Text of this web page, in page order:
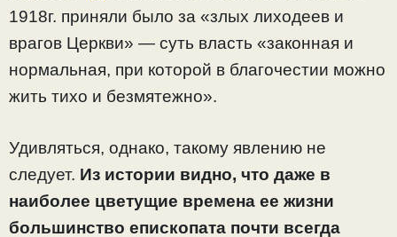
1918г. приняли было за «злых лиходеев и
врагов Церкви» — суть власть «законная и
нормальная, при которой в благочестии можно
жить тихо и безмятежно».
Удивляться, однако, такому явлению не
следует. Из истории видно, что даже в
наиболее цветущие времена ее жизни
большинство епископата почти всегда